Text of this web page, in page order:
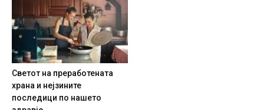
Светот на преработената
храна и нејзините
последици по нашето